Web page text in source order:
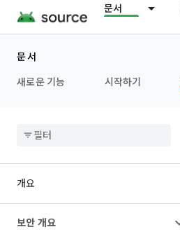
문서
문서
새로운 기능
시작하기
개요
보안 개요